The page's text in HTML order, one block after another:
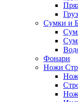
Сумки и
Фонари
Ножи